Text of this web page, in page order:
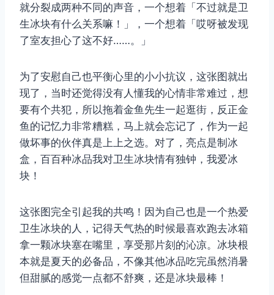
就分裂成两种不同的声音，一个想着「不过就是卫
生冰块有什么关系嘛！」，一个想着「哎呀被发现
了室友担心了这不好……。」
为了安慰自己也平衡心里的小小抗议，这张图就出
现了，当时还觉得没有人懂我的心情非常难过，想
要有个共犯，所以拖着金鱼先生一起逛街，反正金
鱼的记忆力非常糟糕，马上就会忘记了，作为一起
做坏事的伙伴真是上上之选。对了，亮点是制冰
盒，百百种冰品我对卫生冰块情有独钟，我爱冰
块！
这张图完全引起我的共鸣！因为自己也是一个热爱
卫生冰块的人，记得天气热的时候最喜欢跑去冰箱
拿一颗冰块塞在嘴里，享受那片刻的沁凉。冰块根
本就是夏天的必备品，不像其他冰品吃完虽然消暑
但甜腻的感觉一点都不舒爽，还是冰块最棒！